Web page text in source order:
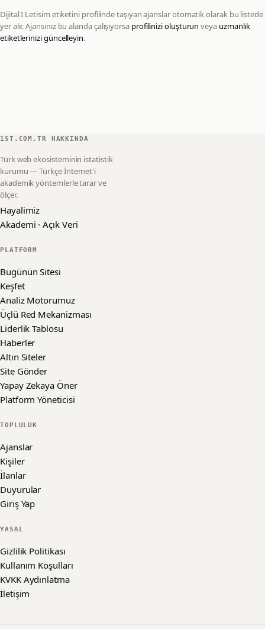
Dijital I Letisim etiketini profilinde taşıyan ajanslar otomatik olarak bu listede
yer alır. Ajansınız bu alanda çalışıyorsa profilinizi oluşturun veya uzmanlık
etiketlerinizi güncelleyin.
1ST.COM.TR HAKKINDA
Türk web ekosisteminin istatistik
kurumu — Türkçe İnternet'i
akademik yöntemlerle tarar ve
ölçer.
Hayalimiz
Akademi · Açık Veri
PLATFORM
Bugünün Sitesi
Keşfet
Analiz Motorumuz
Üçlü Red Mekanizması
Liderlik Tablosu
Haberler
Altın Siteler
Site Gönder
Yapay Zekaya Öner
Platform Yöneticisi
TOPLULUK
Ajanslar
Kişiler
İlanlar
Duyurular
Giriş Yap
YASAL
Gizlilik Politikası
Kullanım Koşulları
KVKK Aydınlatma
İletişim